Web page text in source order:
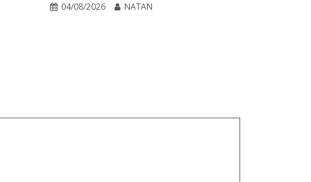
04/08/2026 NATAN